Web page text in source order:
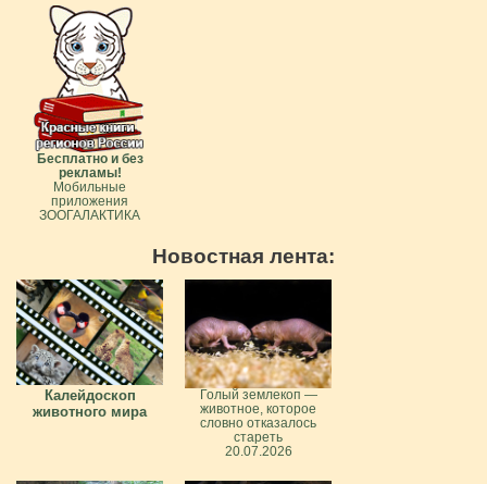
Бесплатно и без
рекламы!
Мобильные
приложения
ЗООГАЛАКТИКА
Новостная лента:
Калейдоскоп
животного мира
Голый землекоп —
животное, которое
словно отказалось
стареть
20.07.2026